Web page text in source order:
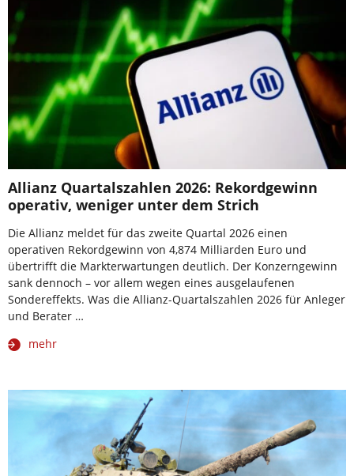
Allianz Quartalszahlen 2026: Rekordgewinn
operativ, weniger unter dem Strich
Die Allianz meldet für das zweite Quartal 2026 einen
operativen Rekordgewinn von 4,874 Milliarden Euro und
übertrifft die Markterwartungen deutlich. Der Konzerngewinn
sank dennoch – vor allem wegen eines ausgelaufenen
Sondereffekts. Was die Allianz-Quartalszahlen 2026 für Anleger
und Berater …
mehr